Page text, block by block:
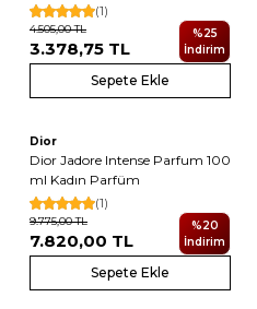
(1)
4.505,00TL
3.378,75 TL
%25
İndirim
Sepete Ekle
Yeni
4
Dior
Dior Jadore Intense Parfum 100
ml Kadın Parfüm
(1)
9.775,00TL
7.820,00 TL
%20
İndirim
Sepete Ekle